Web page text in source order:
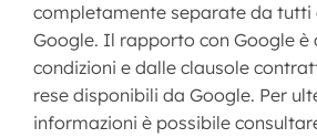
completamente separate da tutti
Google. Il rapporto con Google
condizioni e dalle clausole
rese disponibili da Google. Per
informazioni è possibile